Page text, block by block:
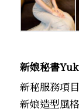
新娘秘書
新秘服務項
新娘造型風